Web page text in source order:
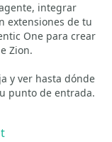
integrar
extensiones de tu
One para crear
Zion.
y ver hasta dónde
punto de entrada.